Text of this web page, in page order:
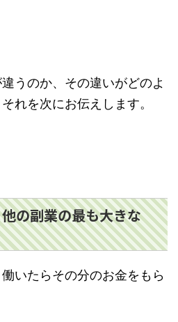
うのか、その違いがどのよ
れを次にお伝えします。
の副業の最も大きな
いたらその分のお金をもら